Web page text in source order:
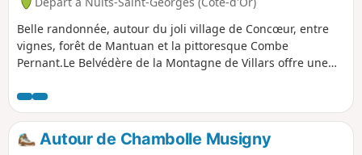
Belle randonnée, autour du joli village de Concœur, entre
vignes, forêt de Mantuan et la pittoresque Combe
Pernant.Le Belvédère de la Montagne de Villars offre une
Hautes Côtes de Nuits.Les pelouses des falaises de la
Combe Pernant sont couvertes de fleurs au printemps.
Autour de Chambolle Musigny